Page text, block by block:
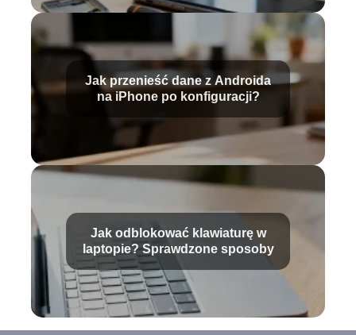
Jak przenieść dane z Androida
na iPhone po konfiguracji?
Jak odblokować klawiaturę w
laptopie? Sprawdzone sposoby